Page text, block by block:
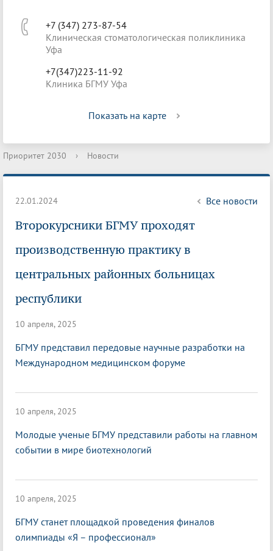
+7 (347) 273-87-54
Клиническая стоматологическая поликлиника
Уфа
+7(347)223-11-92
Клиника БГМУ Уфа
Показать на карте
Приоритет 2030 › Новости
22.01.2024 Все новости
Второкурсники БГМУ проходят
производственную практику в
центральных районных больницах
республики
10 апреля, 2025
БГМУ представил передовые научные разработки на
Международном медицинском форуме
10 апреля, 2025
Молодые ученые БГМУ представили работы на главном
событии в мире биотехнологий
10 апреля, 2025
БГМУ станет площадкой проведения финалов
олимпиады «Я – профессионал»